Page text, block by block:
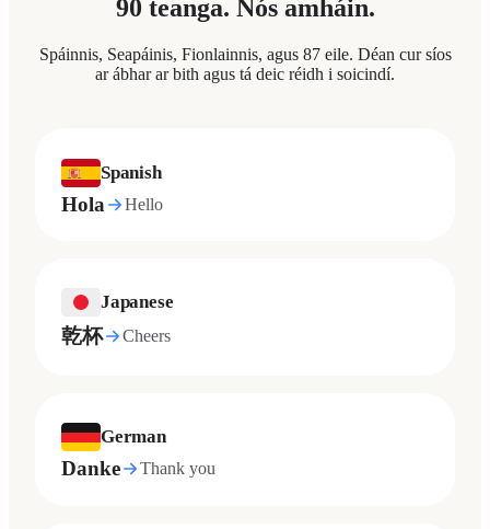
90 teanga. Nós amháin.
Spáinnis, Seapáinis, Fionlainnis, agus 87 eile. Déan cur síos
ar ábhar ar bith agus tá deic réidh i soicindí.
Spanish
Hola Hello
Japanese
乾杯 Cheers
German
Danke Thank you